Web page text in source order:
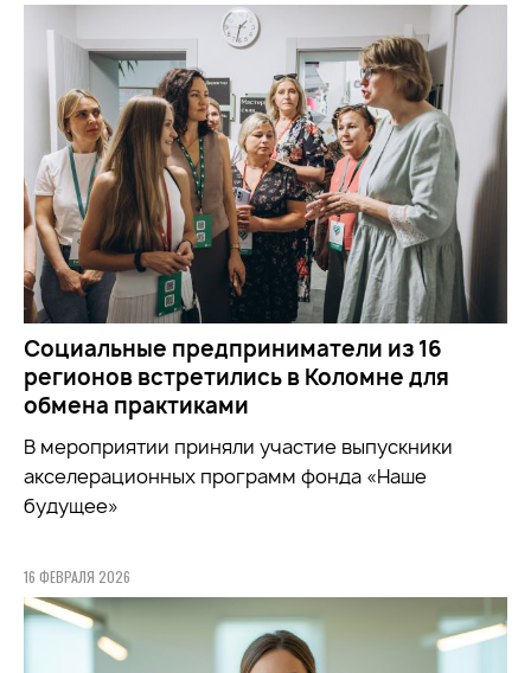
Социальные предприниматели из 16
регионов встретились в Коломне для
обмена практиками
В мероприятии приняли участие выпускники
акселерационных программ фонда «Наше
будущее»
16 ФЕВРАЛЯ 2026